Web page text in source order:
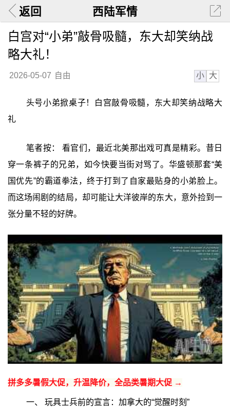
返回 西陆军情
白宫对“小弟”敲骨吸髓，东大却笑纳战
略大礼！
2026-05-07 自由 小 大
头号小弟掀桌子！白宫敲骨吸髓，东大却笑纳战略大
礼
笔者按： 看官们，最近北美那出戏可真是精彩。昔日
穿一条裤子的兄弟，如今快要当街对骂了。华盛顿那套“美
国优先”的霸道拳法，终于打到了自家最贴身的小弟脸上。
而这场闹剧的结局，却可能让大洋彼岸的东大，意外捡到一
张分量不轻的好牌。
拼多多暑假大促，升温降价，全品类暑期大促 →
一、 玩具士兵前的宣言：加拿大的“觉醒时刻”